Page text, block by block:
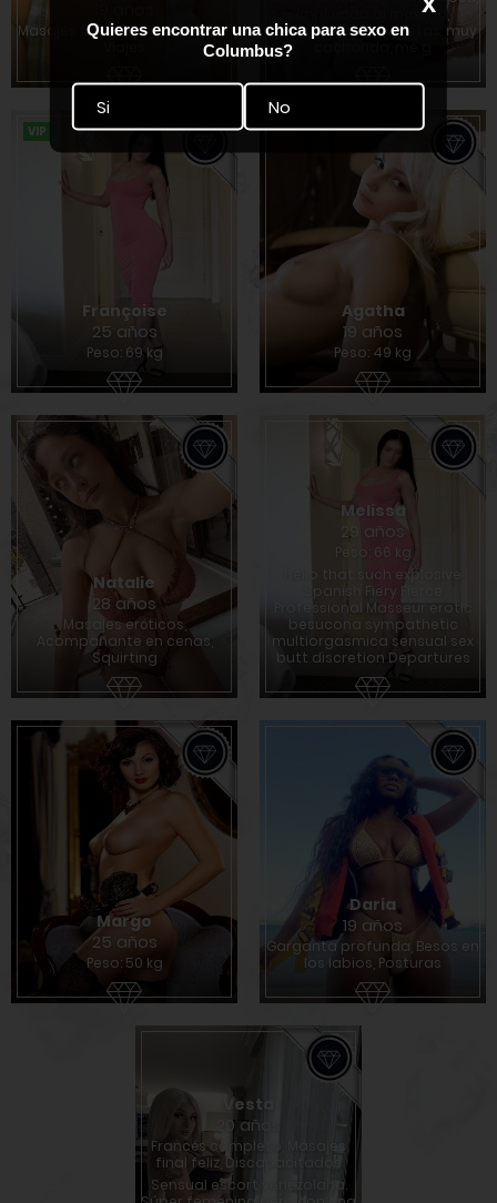
Masajes final feliz, Actitud GFE,
implicada al máximo,
cuerpazo, buenas tetas, muy
VIP
Françoise
25 años
Peso: 69 kg
Agatha
19 años
Peso: 49 kg
Natalie
28 años
Masajes eróticos,
Acompañante en cenas,
Squirting
Melissa
29 años
Peso: 66 kg
Hello that such explosive
Spanish Fiery Fierce
Professional Masseur erotic
besucona sympathetic
multiorgasmica sensual sex
butt discretion Departures
Margo
25 años
Peso: 50 kg
Daria
19 años
Garganta profunda, Besos en
los labios, Posturas
Vesta
20 años
Francés completo, Masajes
final feliz, Discapacitados
Sensual escort venezolana.
Quieres encontrar una chica para sexo en
Columbus?
Si No